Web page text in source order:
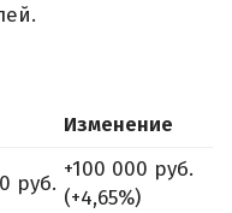
Изменение
руб.
+100 000 руб.
(+4,65%)